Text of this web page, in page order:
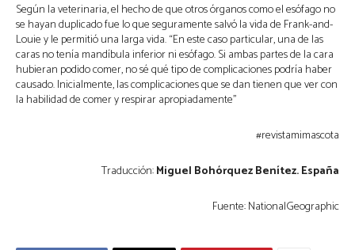
Según la veterinaria, el hecho de que otros órganos como el esófago no
se hayan duplicado fue lo que seguramente salvó la vida de Frank-and-
Louie y le permitió una larga vida. “En este caso particular, una de las
caras no tenía mandíbula inferior ni esófago. Si ambas partes de la cara
hubieran podido comer, no sé qué tipo de complicaciones podría haber
causado. Inicialmente, las complicaciones que se dan tienen que ver con
la habilidad de comer y respirar apropiadamente”
#revistamimascota
Traducción:Miguel Bohórquez Benítez.España
Fuente: NationalGeographic